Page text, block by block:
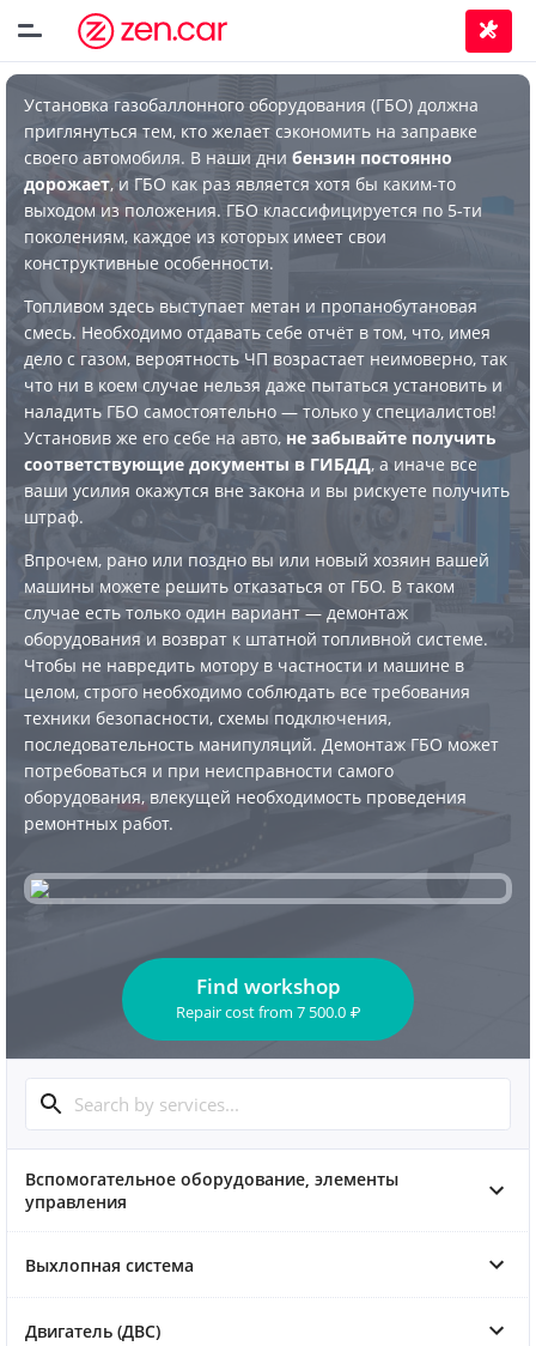
Установка газобаллонного оборудования (ГБО) должна
приглянуться тем, кто желает сэкономить на заправке
своего автомобиля. В наши дни бензин постоянно
дорожает, и ГБО как раз является хотя бы каким-то
выходом из положения. ГБО классифицируется по 5-ти
поколениям, каждое из которых имеет свои
конструктивные особенности.
Топливом здесь выступает метан и пропанобутановая
смесь. Необходимо отдавать себе отчёт в том, что, имея
дело с газом, вероятность ЧП возрастает неимоверно, так
что ни в коем случае нельзя даже пытаться установить и
наладить ГБО самостоятельно — только у специалистов!
Установив же его себе на авто, не забывайте получить
соответствующие документы в ГИБДД, а иначе все
ваши усилия окажутся вне закона и вы рискуете получить
штраф.
Впрочем, рано или поздно вы или новый хозяин вашей
машины можете решить отказаться от ГБО. В таком
случае есть только один вариант — демонтаж
оборудования и возврат к штатной топливной системе.
Чтобы не навредить мотору в частности и машине в
целом, строго необходимо соблюдать все требования
техники безопасности, схемы подключения,
последовательность манипуляций. Демонтаж ГБО может
потребоваться и при неисправности самого
оборудования, влекущей необходимость проведения
ремонтных работ.
Find workshop
Repair costfrom 7 500.0 ₽
Вспомогательное оборудование, элементы
управления
Выхлопная система
Двигатель (ДВС)